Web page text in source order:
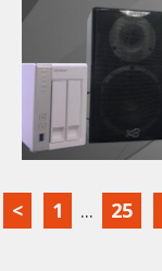
< 1 ... 25